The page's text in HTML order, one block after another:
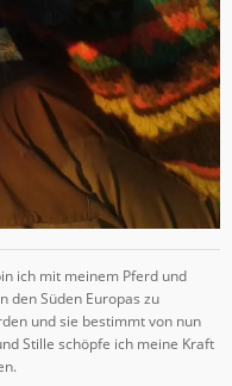
ich mit meinem Pferd und
den Süden Europas zu
und sie bestimmt von nun
Stille schöpfe ich meine Kraft